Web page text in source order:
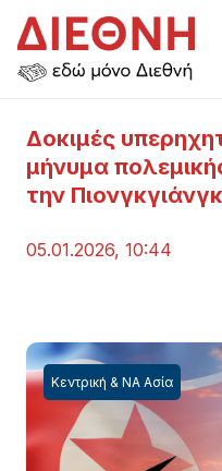
Δοκιμές
μήνυμα
την Πιονγκγιάνγκ
05.01.2026, 10:44
Κεντρική & ΝΑ Ασία